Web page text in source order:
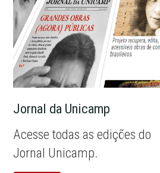
Jornal da Unicamp
Acesse todas as edições do
Jornal Unicamp.